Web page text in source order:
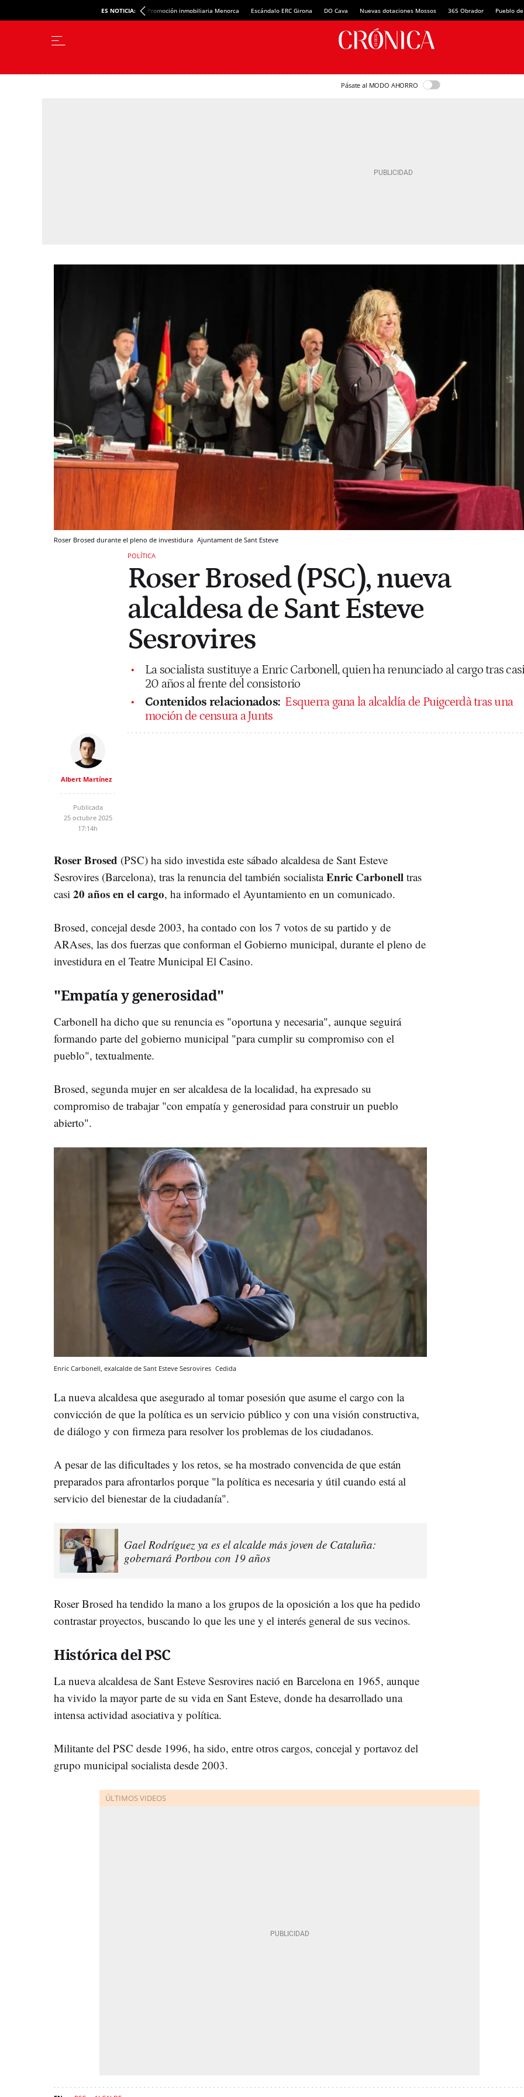
ES NOTICIA: Promoción inmobiliaria Menorca Escándalo ERC Girona DO Cava Nuevas dotaciones Mossos 365 Obrador Pueblo
Pásate al MODO AHORRO
Roser Brosed durante el pleno de investidura Ajuntament de Sant Esteve
POLÍTICA
Roser Brosed (PSC), nueva
alcaldesa de Sant Esteve
Sesrovires
La socialista sustituye a Enric Carbonell, quien ha renunciado al cargo tras
20 años al frente del consistorio
Contenidos relacionados: Esquerra gana la alcaldía de Puigcerdà tras una
moción de censura a Junts
Albert Martínez
Publicada
25 octubre 2025
17:14h
Roser Brosed (PSC) ha sido investida este sábado alcaldesa de Sant Esteve
Sesrovires (Barcelona), tras la renuncia del también socialistaEnric Carbonell tras
casi 20 años en el cargo, ha informado el Ayuntamiento en un comunicado.
Brosed, concejal desde 2003, ha contado con los 7 votos de su partido y de
ARAses, las dos fuerzas que conforman el Gobierno municipal, durante el pleno de
investidura en el Teatre Municipal El Casino.
"Empatía y generosidad"
Carbonell ha dicho que su renuncia es "oportuna y necesaria", aunque seguirá
formando parte del gobierno municipal "para cumplir su compromiso con el
pueblo", textualmente.
Brosed, segunda mujer en ser alcaldesa de la localidad, ha expresado su
compromiso de trabajar "con empatía y generosidad para construir un pueblo
abierto".
Enric Carbonell, exalcalde de Sant Esteve Sesrovires Cedida
La nueva alcaldesa que asegurado al tomar posesión que asume el cargo con la
convicción de que la política es un servicio público y con una visión constructiva,
de diálogo y con firmeza para resolver los problemas de los ciudadanos.
A pesar de las dificultades y los retos, se ha mostrado convencida de que están
preparados para afrontarlos porque "la política es necesaria y útil cuando está al
servicio del bienestar de la ciudadanía".
Gael Rodríguez ya es el alcalde más joven de Cataluña:
gobernará Portbou con 19 años
Roser Brosed ha tendido la mano a los grupos de la oposición a los que ha pedido
contrastar proyectos, buscando lo que les une y el interés general de sus vecinos.
Histórica del PSC
La nueva alcaldesa de Sant Esteve Sesrovires nació en Barcelona en 1965, aunque
ha vivido la mayor parte de su vida en Sant Esteve, donde ha desarrollado una
intensa actividad asociativa y política.
Militante del PSC desde 1996, ha sido, entre otros cargos, concejal y portavoz del
grupo municipal socialista desde 2003.